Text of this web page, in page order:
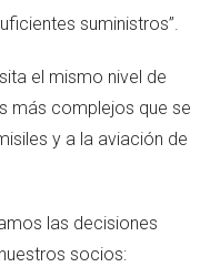
suministros”.
el mismo nivel de
más complejos que se
y a la aviación de
las decisiones
socios: